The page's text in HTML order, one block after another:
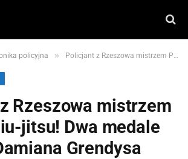
policyjna » Policjant z Rzeszowa mistrzem Polski w jiu-jitsu! Dwa medale mł. asp. Damiana Grendysa
Rzeszowa mistrzem
jitsu! Dwa medale
Grendysa